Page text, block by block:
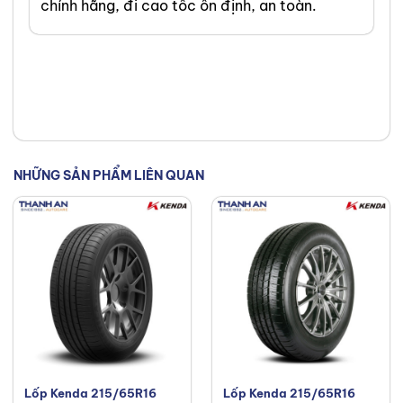
tạp về lốp xe một cách dễ hiểu
và khả năng tư vấn tận tâm của
sách của bạn. Kết nối với tôi trên
chính hãng, đi cao tốc ổn định, an toàn.
NHỮNG SẢN PHẨM LIÊN QUAN
Lốp Kenda 215/65R16
Lốp Kenda 215/65R16